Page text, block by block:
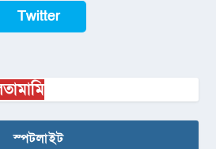
Twitter
স্পটলাইট